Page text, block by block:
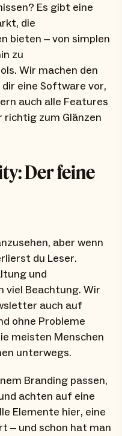
Es gibt eine
die
bieten – von simplen
zu
Wir machen den
eine Software vor,
auch alle Features
zum Glänzen
Der feine
aber wenn
du Leser.
und
viel Beachtung. Wir
auch auf
ohne Probleme
meisten Menschen
unterwegs.
Branding passen,
achten auf eine
Elemente hier, eine
– und schon hat man